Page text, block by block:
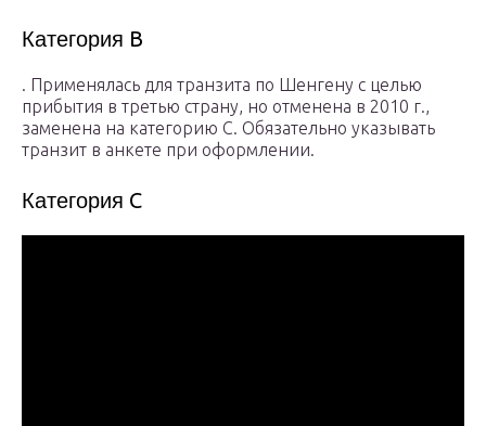
Категория B
. Применялась для транзита по Шенгену с целью
прибытия в третью страну, но отменена в 2010 г.,
заменена на категорию С. Обязательно указывать
транзит в анкете при оформлении.
Категория C